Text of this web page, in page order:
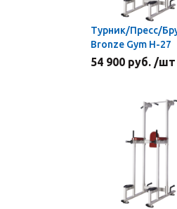
Турник/Пресс/
Bronze Gym H-27
54 900 руб. /шт